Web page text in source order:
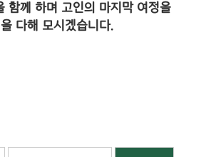
함께 하며 고인의 마지막 여정을
다해 모시겠습니다.